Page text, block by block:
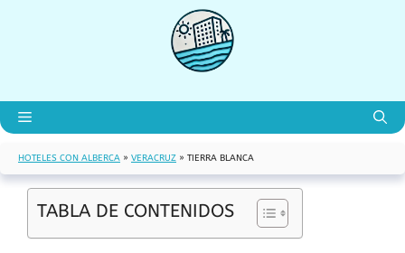
Menú
HOTELES CON ALBERCA » VERACRUZ » TIERRA BLANCA
TABLA DE CONTENIDOS